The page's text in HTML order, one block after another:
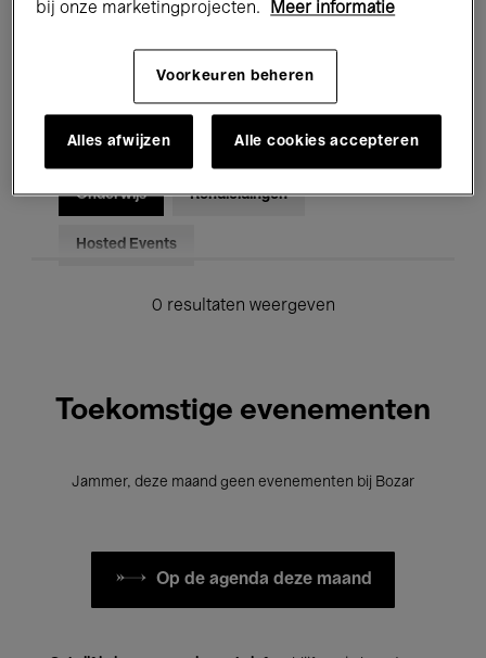
Jazz Klassieke Muziek Global Music
Voor iedereen Kids’ Palace
Onderwijs Rondleidingen
Hosted Events
0 resultaten weergeven
Toekomstige evenementen
Jammer, deze maand geen evenementen bij Bozar
Op de agenda deze maand
bij onze marketingprojecten.
Meer informatie
Voorkeuren beheren
Alles afwijzen Alle cookies accepteren